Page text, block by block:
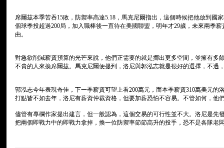
席爾茲本季苦吞15敗，防禦率高達5.18，馬克尼爾指出，這個時候把他放到國
個球季投超過200局，加入職棒後一直待在美國聯盟，明年才29歲，未來兩季
由。
對急欲削減薪資預算的光芒來說，他們正需要的就是挪出更多空間，並擁有多
不貴的人來換席爾茲。馬克尼爾便提到，洛尼與郭泓志就是很好的選擇，不過
郭泓志今年表現奇佳，下一季薪資可望上看200萬元，而本季薪資310萬美元的
打點皆不如去年，洛尼有薪資仲裁資格，但要加薪恐怕不容易。不管如何，他
儘管有專欄作家提出建言，但一般認為，這個交易的可行性並不大。洛尼是先
把兩個即戰力中的即戰力拿掉，換一位防禦率節節高升的投手，恐不是各隊老